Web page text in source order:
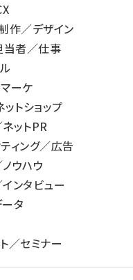
作／デザイン
当者／仕事
ーケ
ットショップ
ットPR
ィング／広告
ウハウ
ンタビュー
タ
／セミナー